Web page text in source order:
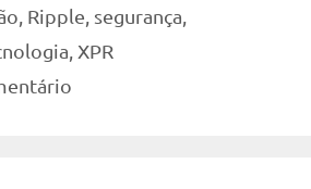
, Ripple, segurança,
, XPR